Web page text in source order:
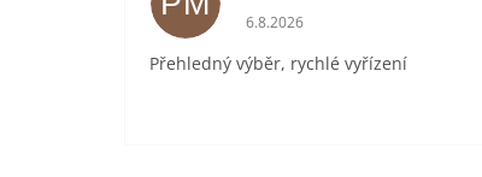
Hodnocení obchodu je 5 z 5
6.8.2026
Přehledný výběr, rychlé vyřízení